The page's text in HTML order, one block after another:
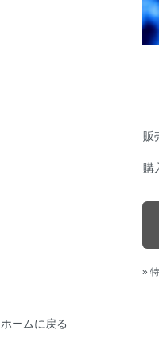
販
購
»
ホームに戻る